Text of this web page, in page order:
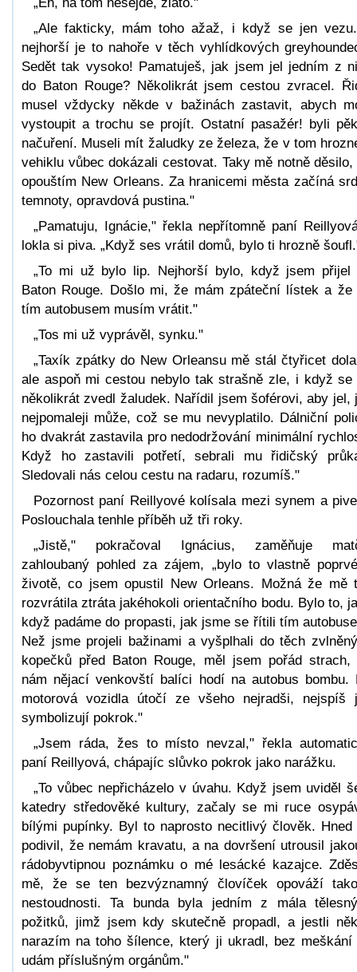
„Ale fakticky, mám toho ažaž, i když se jen
nejhorší je to nahoře v těch vyhlídkových
Sedět tak vysoko! Pamatuješ, jak jsem jel jedním z
do Baton Rouge? Několikrát jsem cestou zvracel.
musel vždycky někde v bažinách zastavit, abych
vystoupit a trochu se projít. Ostatní pasažér! byli
načuření. Museli mít žaludky ze železa, že v tom
vehiklu vůbec dokázali cestovat. Taky mě notně děsilo,
opouštím New Orleans. Za hranicemi města začíná
temnoty, opravdová pustina."
„Pamatuju, Ignácie," řekla nepřítomně paní
lokla si piva. „Když ses vrátil domů, bylo ti hrozně
„To mi už bylo lip. Nejhorší bylo, když jsem přijel
Baton Rouge. Došlo mi, že mám zpáteční lístek a že
tím autobusem musím vrátit."
„Tos mi už vyprávěl, synku."
„Taxík zpátky do New Orleansu mě stál čtyřicet
ale aspoň mi cestou nebylo tak strašně zle, i když se
několikrát zvedl žaludek. Nařídil jsem šoférovi, aby jel,
nejpomaleji může, což se mu nevyplatilo. Dálniční
ho dvakrát zastavila pro nedodržování minimální
Když ho zastavili potřetí, sebrali mu řidičský
Sledovali nás celou cestu na radaru, rozumíš."
Pozornost paní Reillyové kolísala mezi synem a
Poslouchala tenhle příběh už tři roky.
„Jistě," pokračoval Ignácius, zaměňuje
zahloubaný pohled za zájem, „bylo to vlastně
životě, co jsem opustil New Orleans. Možná že mě
rozvrátila ztráta jakéhokoli orientačního bodu. Bylo to,
když padáme do propasti, jak jsme se řítili tím
Než jsme projeli bažinami a vyšplhali do těch
kopečků před Baton Rouge, měl jsem pořád strach,
nám nějací venkovští balíci hodí na autobus bombu.
motorová vozidla útočí ze všeho nejradši, nejspíš
symbolizují pokrok."
„Jsem ráda, žes to místo nevzal," řekla
paní Reillyová, chápajíc slůvko pokrok jako narážku.
„To vůbec nepřicházelo v úvahu. Když jsem uviděl
katedry středověké kultury, začaly se mi ruce
bílými pupínky. Byl to naprosto necitlivý člověk. Hned
podivil, že nemám kravatu, a na dovršení utrousil
rádobyvtipnou poznámku o mé lesácké kazajce.
mě, že se ten bezvýznamný človíček opováží
nestoudnosti. Ta bunda byla jedním z mála
požitků, jimž jsem kdy skutečně propadl, a jestli
narazím na toho šílence, který ji ukradl, bez meškání
udám příslušným orgánům."